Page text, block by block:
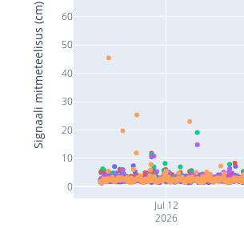
Jul 12
2026
0
10
20
30
40
50
60
Signaali mitmeteelisus (cm)